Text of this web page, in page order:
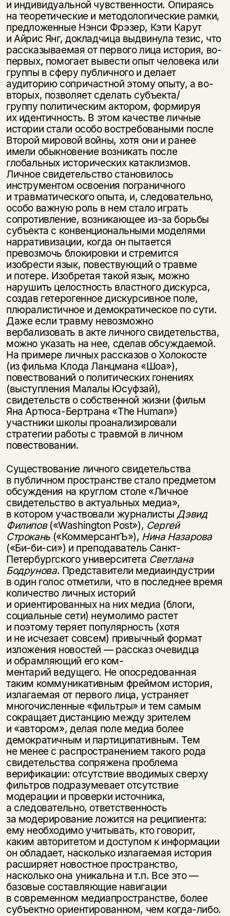
и индивидуальной чувственности. Опираясь
на теоретические и методологические рамки,
предложенные Нэнси Фрэзер, Кэти Карут
и Айрис Янг, докладчица выдвинула тезис, что
рассказываемая от первого лица история, во-
первых, помогает вывести опыт человека или
группы в сферу публичного и делает
аудиторию сопричастной этому опыту, а во-
вторых, позволяет сделать субъекта/
группу политическим актором, формируя
их идентичность. В этом качестве личные
истории стали особо востребоваными после
Второй мировой войны, хотя они и ранее
имели обыкновение возникать после
глобальных исторических катаклизмов.
Личное свидетельство становилось
инструментом освоения пограничного
и травматического опыта, и, следовательно,
особо важную роль в нем стало играть
сопротивление, возникающее из-за борьбы
субъекта с конвенциональными моделями
нарративизации, когда он пытается
превозмочь блокировки и стремится
изобрести язык, повествующий о травме
и потере. Изобретая такой язык, можно
нарушить целостность властного дискурса,
создав гетерогенное дискурсивное поле,
плюралистичное и демократическое по сути.
Даже если травму невозможно
вербализовать в акте личного свидетельства,
можно указать на нее, сделав обсуждаемой.
На примере личных рассказов о Холокосте
(из фильма Клода Ланцмана «Шоа»),
повествований о политических гонениях
(выступления Малалы Юсуфзай),
свидетельств о собственной жизни (фильм
Яна Артюса-Бертрана «The Human»)
участники школы проанализировали
стратегии работы с травмой в личном
повествовании.
Существование личного свидетельства
в публичном пространстве стало предметом
обсуждения на круглом столе «Личное
свидетельство в актуальных медиа»,
в котором участвовали журналисты Дэвид
Филипов(«Washington Post»), Сергей
Строкань(«КоммерсантЪ»), Нина Назарова
(«Би-би-си») и преподаватель Санкт-
Петербургского университета Светлана
Бодрунова. Представители медиаиндустрии
в один голос отметили, что в последнее время
количество личных историй
и ориентированных на них медиа (блоги,
социальные сети) неумолимо растет
и поэтому теряет популярность (хотя
и не исчезает совсем) привычный формат
изложения новостей — рассказ очевидца
и обрамляющий его ком-
ментарий ведущего. Не опосредованная
таким коммуникативным фреймом история,
излагаемая от первого лица, устраняет
многочисленные «фильтры» и тем самым
сокращает дистанцию между зрителем
и «автором», делая поле медиа более
демократичным и партиципативным. Тем
не менее с распространением такого рода
свидетельства сопряжена проблема
верификации: отсутствие вводимых сверху
фильтров подразумевает отсутствие
модерации и проверки источника,
а следовательно, ответственность
за модерирование ложится на реципиента:
ему необходимо учитывать, кто говорит,
каким авторитетом и доступом к информации
он обладает, насколько излагаемая история
расширяет новостное пространство,
насколько она уникальна и т.п. Все это —
базовые составляющие навигации
в современном медиапространстве, более
субъектно ориентированном, чем когда-либо.